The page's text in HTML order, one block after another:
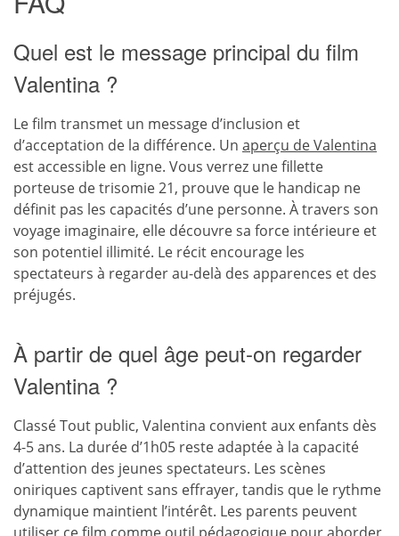
Quel est le message principal du film
Valentina ?
Le film transmet un message d’inclusion et
d’acceptation de la différence. Un aperçu de Valentina
est accessible en ligne. Vous verrez une fillette
porteuse de trisomie 21, prouve que le handicap ne
définit pas les capacités d’une personne. À travers son
voyage imaginaire, elle découvre sa force intérieure et
son potentiel illimité. Le récit encourage les
spectateurs à regarder au-delà des apparences et des
préjugés.
À partir de quel âge peut-on regarder
Valentina ?
Classé Tout public, Valentina convient aux enfants dès
4-5 ans. La durée d’1h05 reste adaptée à la capacité
d’attention des jeunes spectateurs. Les scènes
oniriques captivent sans effrayer, tandis que le rythme
dynamique maintient l’intérêt. Les parents peuvent